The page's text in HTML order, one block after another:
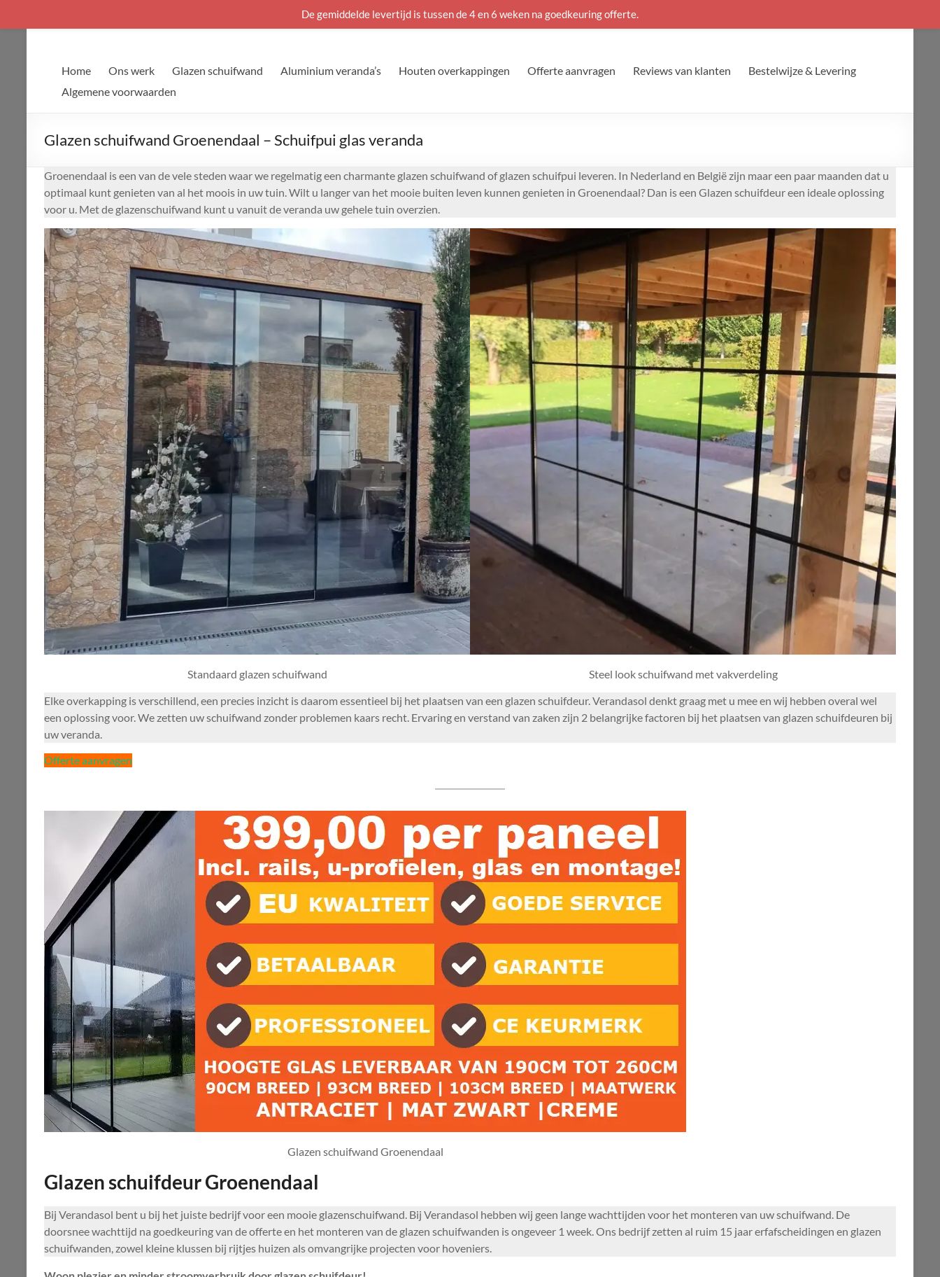
Home Ons werk Glazen schuifwand Aluminium veranda’s Houten overkappingen Offerte aanvragen Reviews van klanten
Bestelwijze & Levering
Algemene voorwaarden
Glazen schuifwand Groenendaal – Schuifpui glas veranda
Groenendaal is een van de vele steden waar we regelmatig een charmante glazen schuifwand of glazen schuifpui leveren. In Nederland en België zijn maar een paar maanden dat u
optimaal kunt genieten van al het moois in uw tuin. Wilt u langer van het mooie buiten leven kunnen genieten in Groenendaal? Dan is een Glazen schuifdeur een ideale oplossing
voor u. Met de glazenschuifwand kunt u vanuit de veranda uw gehele tuin overzien.
Standaard glazen schuifwand
Steel look schuifwand met vakverdeling
Elke overkapping is verschillend, een precies inzicht is daarom essentieel bij het plaatsen van een glazen schuifdeur. Verandasol denkt graag met u mee en wij hebben overal wel
een oplossing voor. We zetten uw schuifwand zonder problemen kaars recht. Ervaring en verstand van zaken zijn 2 belangrijke factoren bij het plaatsen van glazen schuifdeuren bij
uw veranda.
Offerte aanvragen
Glazen schuifwand Groenendaal
Glazen schuifdeur Groenendaal
Bij Verandasol bent u bij het juiste bedrijf voor een mooie glazenschuifwand. Bij Verandasol hebben wij geen lange wachttijden voor het monteren van uw schuifwand. De
doorsnee wachttijd na goedkeuring van de offerte en het monteren van de glazen schuifwanden is ongeveer 1 week. Ons bedrijf zetten al ruim 15 jaar erfafscheidingen en glazen
schuifwanden, zowel kleine klussen bij rijtjes huizen als omvangrijke projecten voor hoveniers.
De gemiddelde levertijd is tussen de 4 en 6 weken na goedkeuring offerte.